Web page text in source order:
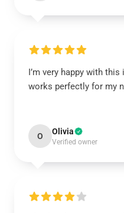
I’m very happy with
works perfectly for my
O Olivia
Verified owner